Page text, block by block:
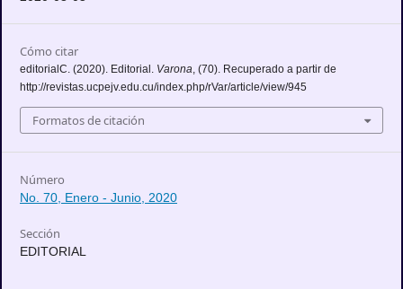
Cómo citar
editorialC. (2020). Editorial. Varona, (70). Recuperado a partir de
http://revistas.ucpejv.edu.cu/index.php/rVar/article/view/945
Formatos de citación
Número
No. 70, Enero - Junio, 2020
Sección
EDITORIAL